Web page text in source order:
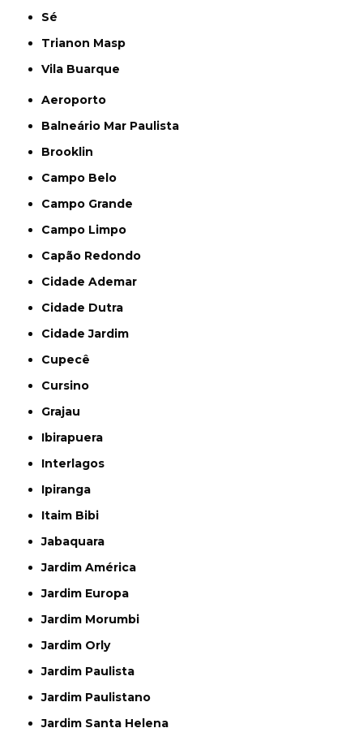
Sé
Trianon Masp
Vila Buarque
Aeroporto
Balneário Mar Paulista
Brooklin
Campo Belo
Campo Grande
Campo Limpo
Capão Redondo
Cidade Ademar
Cidade Dutra
Cidade Jardim
Cupecê
Cursino
Grajau
Ibirapuera
Interlagos
Ipiranga
Itaim Bibi
Jabaquara
Jardim América
Jardim Europa
Jardim Morumbi
Jardim Orly
Jardim Paulista
Jardim Paulistano
Jardim Santa Helena